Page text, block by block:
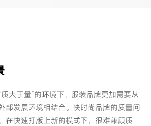
大于量”的环境下，服装品牌更加需要从
部发展环境相结合。快时尚品牌的质量问
在快速打版上新的模式下，很难兼顾质